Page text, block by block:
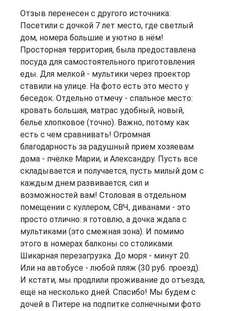
Отзыв перенесен с другого источника:
Посетили с дочкой 7 лет место, где светлый
дом, номера большие и уютно в нëм!
Просторная территория, была предоставлена
посуда для самостоятельного приготовления
еды. Для мелкой - мультики через проектор
ставили на улице. На фото есть это место у
беседок. Отдельно отмечу - спальное место:
кровать большая, матрас удобный, новый,
белье хлопковое (точно). Важно, потому как
есть с чем сравнивать! Огромная
благодарность за радушный прием хозяевам
дома - пчёлке Марии, и Александру. Пусть все
складывается и получается, пусть милый дом с
каждым днем развивается, сил и
возможностей вам! Столовая в отдельном
помещении с куллером, СВЧ, диванами - это
просто отлично: я готовлю, а дочка ждала с
мультиками (это смежная зона). И помимо
этого в номерах балконы со столиками.
Шикарная перезагрузка. До моря - минут 20.
Или на автобусе - любой пляж (30 руб. проезд).
И кстати, мы продлили проживание до отъезда,
ещё на несколько дней. Спасибо! Мы будем с
дочей в Питере на подпитке солнечными фото